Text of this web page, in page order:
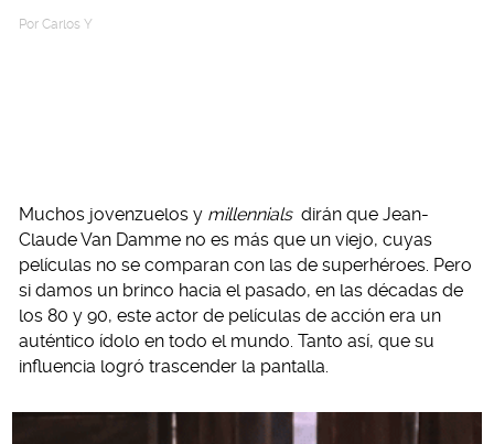
Por Carlos Y
Muchos jovenzuelos y millennials dirán que Jean-
Claude Van Damme no es más que un viejo, cuyas
películas no se comparan con las de superhéroes. Pero
si damos un brinco hacia el pasado, en las décadas de
los 80 y 90, este actor de películas de acción era un
auténtico ídolo en todo el mundo. Tanto así, que su
influencia logró trascender la pantalla.